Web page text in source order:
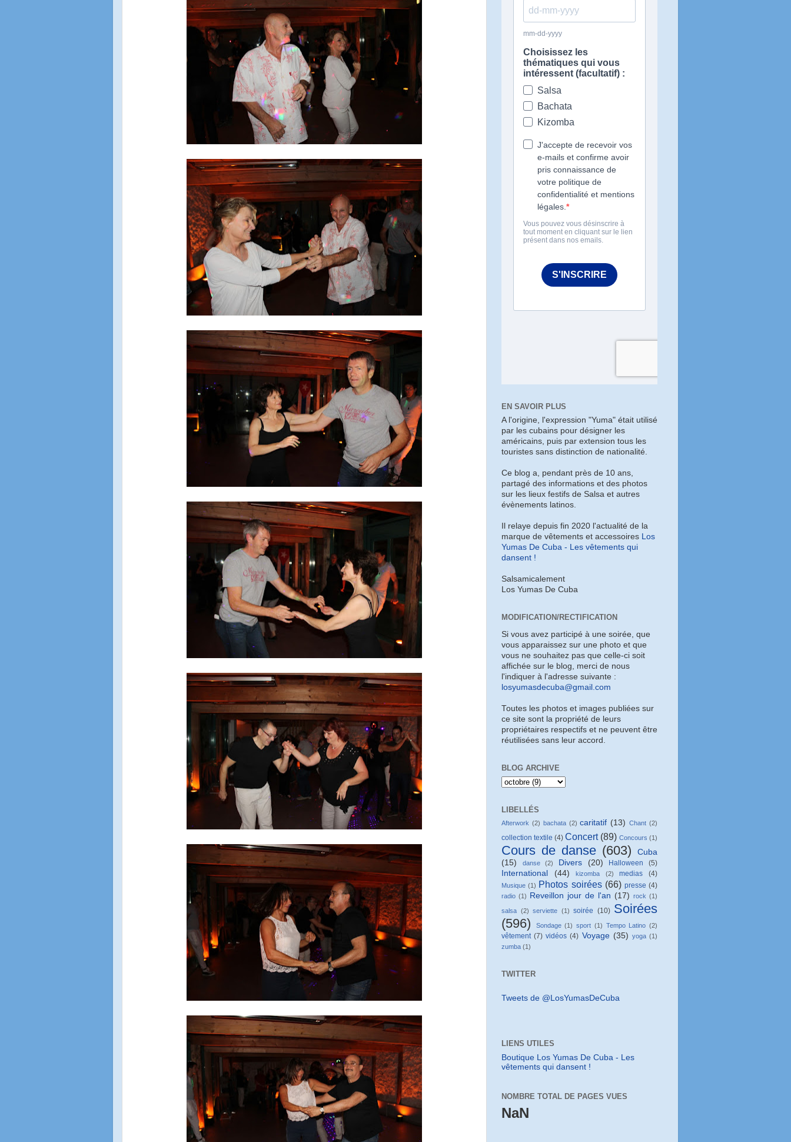
EN SAVOIR PLUS
A l'origine, l'expression "Yuma" était utilisé
par les cubains pour désigner les
américains, puis par extension tous les
touristes sans distinction de nationalité.
Ce blog a, pendant près de 10 ans,
partagé des informations et des photos
sur les lieux festifs de Salsa et autres
évènements latinos.
Il relaye depuis fin 2020 l'actualité de la
marque de vêtements et accessoires Los
Yumas De Cuba - Les vêtements qui
dansent !
Salsamicalement
Los Yumas De Cuba
MODIFICATION/RECTIFICATION
Si vous avez participé à une soirée, que
vous apparaissez sur une photo et que
vous ne souhaitez pas que celle-ci soit
affichée sur le blog, merci de nous
l'indiquer à l'adresse suivante :
losyumasdecuba@gmail.com
Toutes les photos et images publiées sur
ce site sont la propriété de leurs
propriétaires respectifs et ne peuvent être
réutilisées sans leur accord.
BLOG ARCHIVE
LIBELLÉS
Afterwork (2) bachata (2) caritatif (13) Chant (2)
collection textile (4) Concert (89) Concours (1)
Cours de danse (603)
Cuba
(15)
danse (2) Divers (20) Halloween (5)
International (44) kizomba (2) medias (4)
Musique (1) Photos soirées (66) presse (4)
radio (1) Reveillon jour de l'an (17) rock (1)
salsa (2) serviette (1) soirée (10) Soirées
(596)
Sondage (1) sport (1) Tempo Latino (2)
vêtement (7) vidéos (4) Voyage (35) yoga (1)
zumba (1)
TWITTER
Tweets de @LosYumasDeCuba
LIENS UTILES
Boutique Los Yumas De Cuba - Les
vêtements qui dansent !
NOMBRE TOTAL DE PAGES VUES
NaN